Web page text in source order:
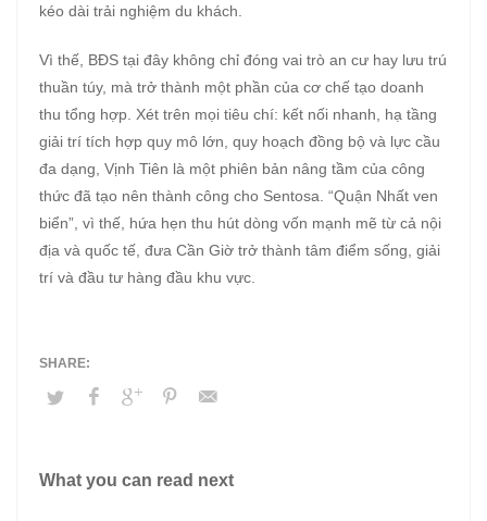
kéo dài trải nghiệm du khách.
Vì thế, BĐS tại đây không chỉ đóng vai trò an cư hay lưu trú
thuần túy, mà trở thành một phần của cơ chế tạo doanh
thu tổng hợp. Xét trên mọi tiêu chí: kết nối nhanh, hạ tầng
giải trí tích hợp quy mô lớn, quy hoạch đồng bộ và lực cầu
đa dạng, Vịnh Tiên là một phiên bản nâng tầm của công
thức đã tạo nên thành công cho Sentosa. “Quận Nhất ven
biển”, vì thế, hứa hẹn thu hút dòng vốn mạnh mẽ từ cả nội
địa và quốc tế, đưa Cần Giờ trở thành tâm điểm sống, giải
trí và đầu tư hàng đầu khu vực.
What you can read next